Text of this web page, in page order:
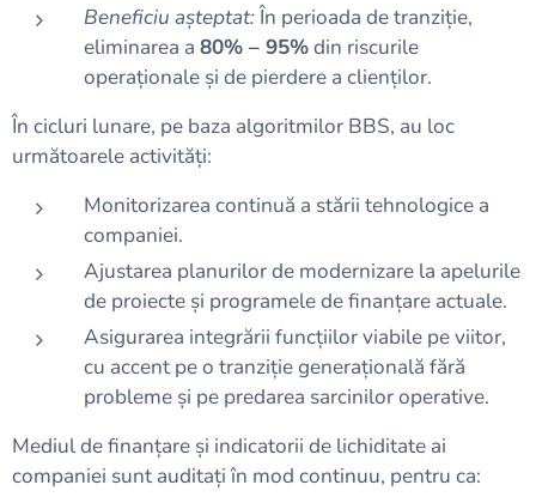
Beneficiu așteptat:În perioada de tranziție,
eliminarea a 80% – 95%din riscurile
operaționale și de pierdere a clienților.
În cicluri lunare, pe baza algoritmilor BBS, au loc
următoarele activități:
Monitorizarea continuă a stării tehnologice a
companiei.
Ajustarea planurilor de modernizare la apelurile
de proiecte și programele de finanțare actuale.
Asigurarea integrării funcțiilor viabile pe viitor,
cu accent pe o tranziție generațională fără
probleme și pe predarea sarcinilor operative.
Mediul de finanțare și indicatorii de lichiditate ai
companiei sunt auditați în mod continuu, pentru ca: